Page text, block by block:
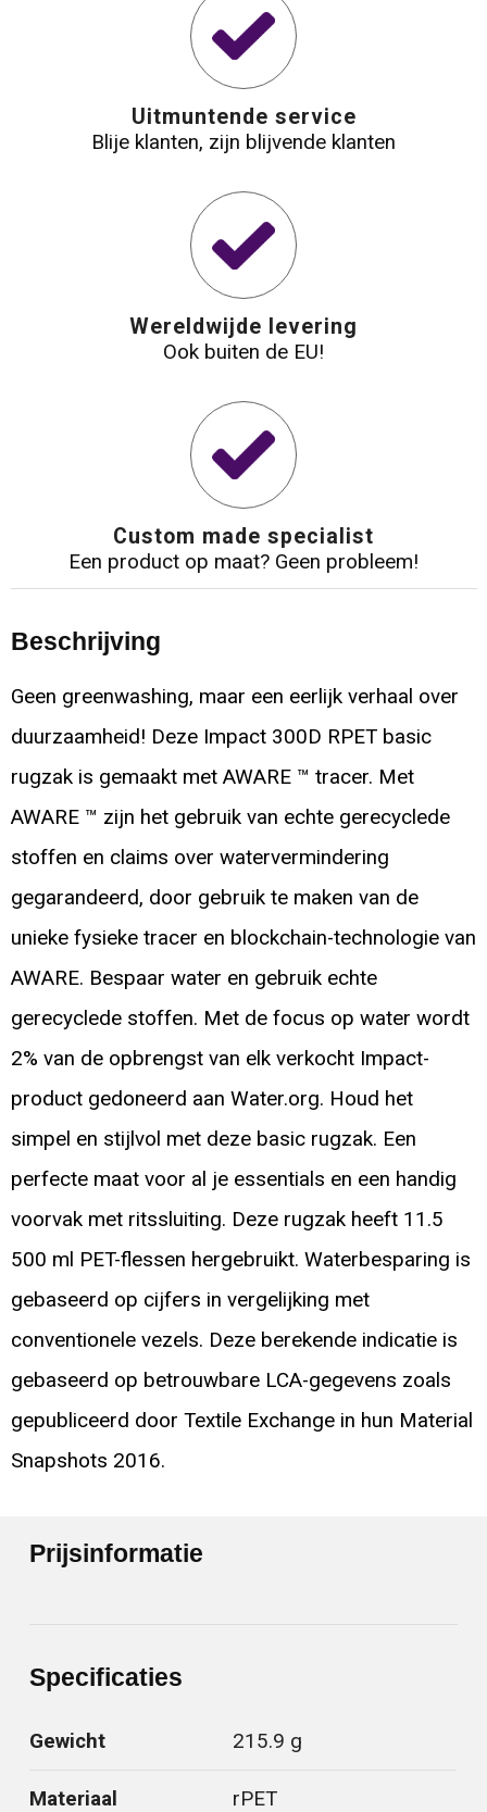
Uitmuntende service
Blije klanten, zijn blijvende klanten
Wereldwijde levering
Ook buiten de EU!
Custom made specialist
Een product op maat? Geen probleem!
Beschrijving
Geen greenwashing, maar een eerlijk verhaal over
duurzaamheid! Deze Impact 300D RPET basic
rugzak is gemaakt met AWARE ™ tracer. Met
AWARE ™ zijn het gebruik van echte gerecyclede
stoffen en claims over watervermindering
gegarandeerd, door gebruik te maken van de
unieke fysieke tracer en blockchain-technologie van
AWARE. Bespaar water en gebruik echte
gerecyclede stoffen. Met de focus op water wordt
2% van de opbrengst van elk verkocht Impact-
product gedoneerd aan Water.org. Houd het
simpel en stijlvol met deze basic rugzak. Een
perfecte maat voor al je essentials en een handig
voorvak met ritssluiting. Deze rugzak heeft 11.5
500 ml PET-flessen hergebruikt. Waterbesparing is
gebaseerd op cijfers in vergelijking met
conventionele vezels. Deze berekende indicatie is
gebaseerd op betrouwbare LCA-gegevens zoals
gepubliceerd door Textile Exchange in hun Material
Snapshots 2016.
Prijsinformatie
Specificaties
Gewicht 215.9 g
Materiaal rPET